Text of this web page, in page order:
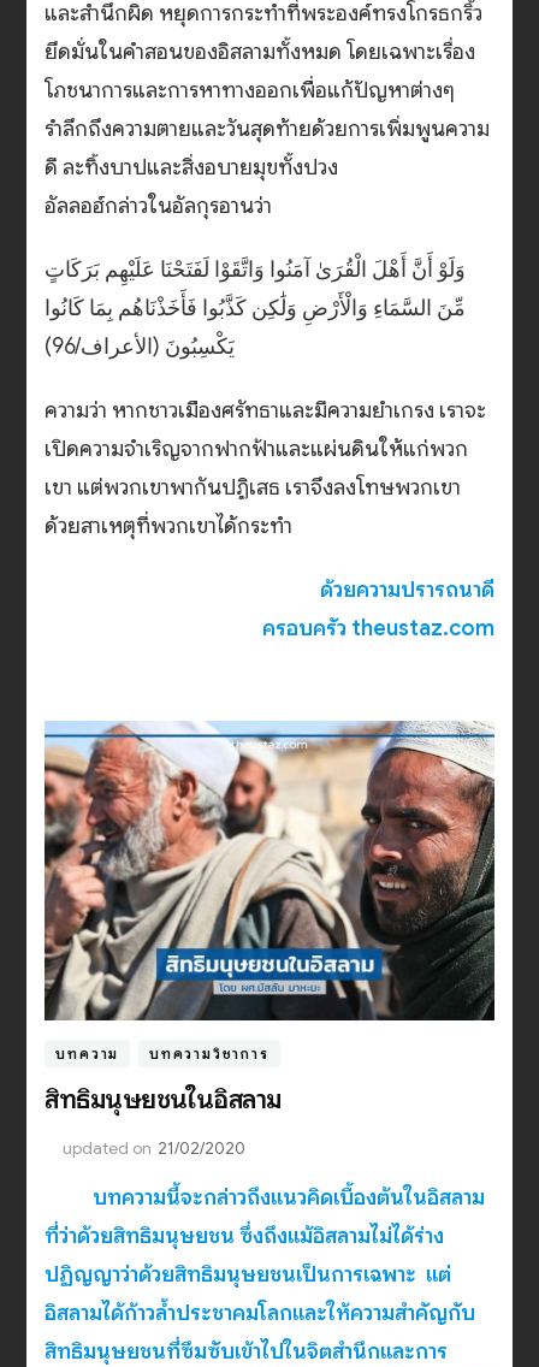
และสำนึกผิด หยุดการกระทำที่พระองค์ทรงโกรธกริ้ว
ยึดมั่นในคำสอนของอิสลามทั้งหมด โดยเฉพาะเรื่อง
โภชนาการและการหาทางออกเพื่อแก้ปัญหาต่างๆ
รำลึกถึงความตายและวันสุดท้ายด้วยการเพิ่มพูนความ
ดี ละทิ้งบาปและสิ่งอบายมุขทั้งปวง
อัลลอฮ์กล่าวในอัลกุรอานว่า
وَلَوْ أَنَّ أَهْلَ الْقُرَىٰ آمَنُوا وَاتَّقَوْا لَفَتَحْنَا عَلَيْهِم بَرَكَاتٍ
مِّنَ السَّمَاءِ وَالْأَرْضِ وَلَٰكِن كَذَّبُوا فَأَخَذْنَاهُم بِمَا كَانُوا
يَكْسِبُونَ (الأعراف/96)
ความว่า หากชาวเมืองศรัทธาและมีความยำเกรง เราจะ
เปิดความจำเริญจากฟากฟ้าและแผ่นดินให้แก่พวก
เขา แต่พวกเขาพากันปฏิเสธ เราจึงลงโทษพวกเขา
ด้วยสาเหตุที่พวกเขาได้กระทำ
ด้วยความปรารถนาดี
ครอบครัว theustaz.com
บทความ บทความวิชาการ
สิทธิมนุษยชนในอิสลาม
updated on 21/02/2020
บทความนี้จะกล่าวถึงแนวคิดเบื้องต้นในอิสลาม
ที่ว่าด้วยสิทธิมนุษยชน ซึ่งถึงแม้อิสลามไม่ได้ร่าง
ปฏิญญาว่าด้วยสิทธิมนุษยชนเป็นการเฉพาะ แต่
อิสลามได้ก้าวล้ำประชาคมโลกและให้ความสำคัญกับ
สิทธิมนุษยชนที่ซึมซับเข้าไปในจิตสำนึกและการ